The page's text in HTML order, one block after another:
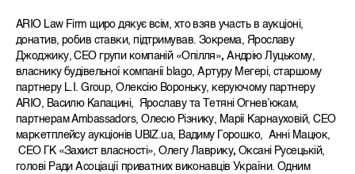
ARIO Law Firm щиро дякує всім, хто взяв участь в аукціоні,
донатив, робив ставки, підтримував. Зокрема, Ярославу
Джоджику, CEO групи компаній «Опілля»,Андрію Луцькому,
власнику будівельної компанії blago, Артуру Мегері, старшому
партнеру L.I. Group, Олексію Вороньку, керуючому партнеру
ARIO, Василю Капацині, Ярославу та Тетяні Огневʼюкам,
партнерам Ambassadors, Олесю Різнику, Марії Карнауховій, СЕО
маркетплейсу аукціонів UBIZ.ua, Вадиму Горошко, Анні Мацюк,
СЕО ГК «Захист власності», Олегу Лаврику, Оксані Русецькій,
голові Ради Асоціації приватних виконавців України. Одним